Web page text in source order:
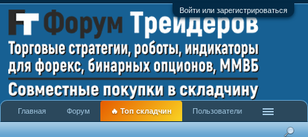
Войти или зарегистрироваться
Главная Форум 🔥 Топ складчин Пользователи